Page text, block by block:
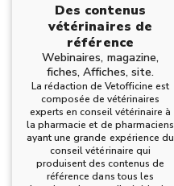
Des contenus
vétérinaires de
référence
Webinaires, magazine,
fiches, Affiches, site.
La rédaction de Vetofficine est
composée de vétérinaires
experts en conseil vétérinaire à
la pharmacie et de pharmaciens
ayant une grande expérience du
conseil vétérinaire qui
produisent des contenus de
référence dans tous les